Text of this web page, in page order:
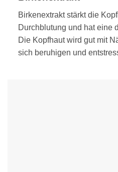
Birkenextrakt stärkt die
Durchblutung und hat eine
Die Kopfhaut wird gut mit
sich beruhigen und